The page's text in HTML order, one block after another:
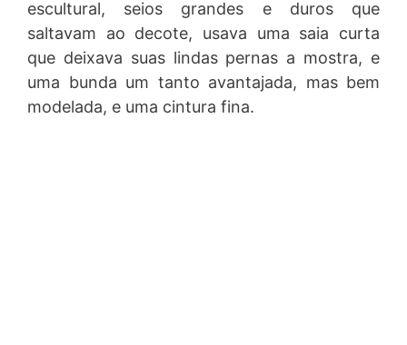
escultural, seios grandes e duros que
saltavam ao decote, usava uma saia curta
que deixava suas lindas pernas a mostra, e
uma bunda um tanto avantajada, mas bem
modelada, e uma cintura fina.